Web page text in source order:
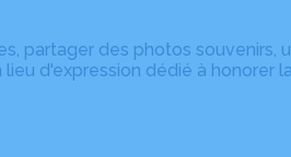
partager des photos souvenirs,
d'expression dédié à honorer